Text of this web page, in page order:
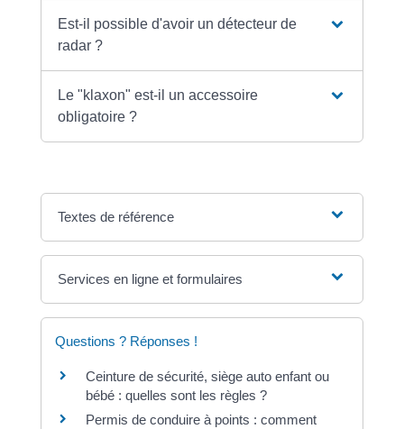
Est-il possible d'avoir un détecteur de
radar ?
Le "klaxon" est-il un accessoire
obligatoire ?
Textes de référence
Services en ligne et formulaires
Questions ? Réponses !
Ceinture de sécurité, siège auto enfant ou
bébé : quelles sont les règles ?
Permis de conduire à points : comment